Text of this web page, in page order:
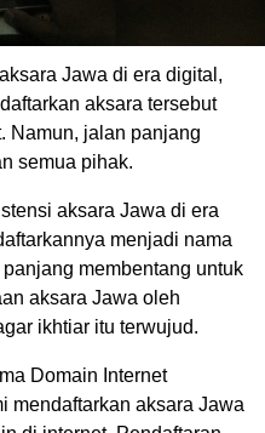
Jawa di era digital,
aksara tersebut
Namun, jalan panjang
semua pihak.
aksara Jawa di era
menjadi nama
membentang untuk
aksara Jawa oleh
ikhtiar itu terwujud.
Domain Internet
mendaftarkan aksara Jawa